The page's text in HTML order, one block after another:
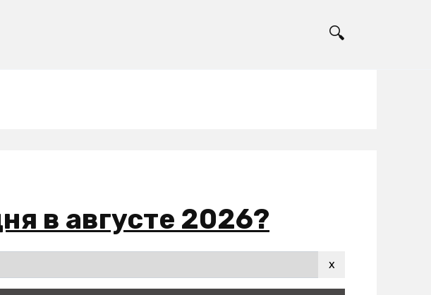
в августе 2026?
x